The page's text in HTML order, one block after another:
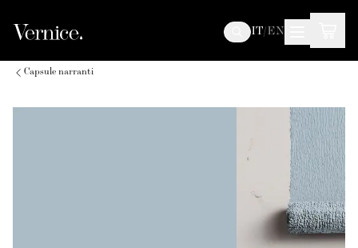
IT/EN
Capsule narranti